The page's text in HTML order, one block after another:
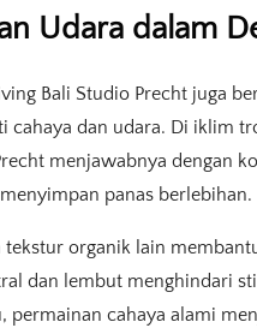
Udara dalam
Bali Studio Precht juga
cahaya dan udara. Di iklim
menjawabnya dengan
panas berlebihan.
tekstur organik lain
dan lembut menghindari
permainan cahaya alami